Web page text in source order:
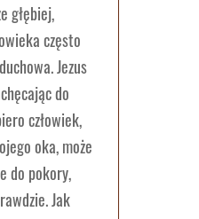
głębiej,
często
Jezus
do
człowiek,
oka, może
do pokory,
Jak